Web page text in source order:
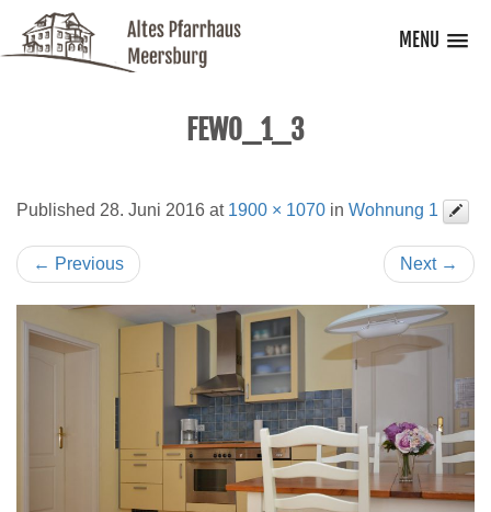
MENU
FEWO_1_3
Published 28. Juni 2016 at 1900 × 1070 in Wohnung 1
← Previous Next →